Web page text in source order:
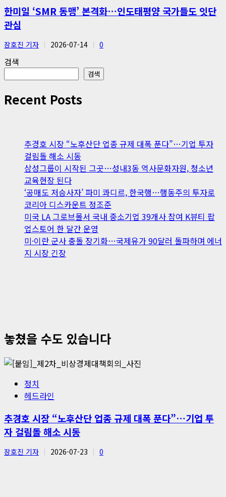
한미일 ‘SMR 동맹’ 본격화…인도태평양 국가들도 잇단
관심
장호진 기자 2026-07-14 0
검색
검색
Recent Posts
추경호 시장 “노후산단 업종 규제 대폭 푼다”…기업 투자
걸림돌 해소 시동
삼성그룹이 시작된 그곳…성내3동 역사문화자원, 청소년
교육현장 된다
‘공매도 저승사자’ 파미 콰디르, 한국행…행동주의 투자로
코리아 디스카운트 정조준
미국 LA 그로브몰서 국내 중소기업 39개사 참여 K뷰티 팝
업스토어 한 달간 운영
미·이란 군사 충돌 장기화…국제유가 90달러 돌파하며 에너
지 시장 긴장
놓쳤을 수도 있습니다
정치
헤드라인
추경호 시장 “노후산단 업종 규제 대폭 푼다”…기업 투
자 걸림돌 해소 시동
장호진 기자 2026-07-23 0